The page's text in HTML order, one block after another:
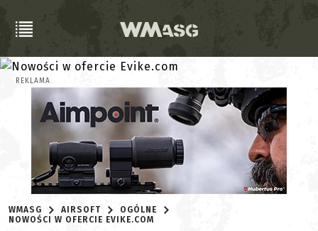
REKLAMA
WMASG AIRSOFT
OGÓLNE
NOWOŚCI W OFERCIE EVIKE.COM